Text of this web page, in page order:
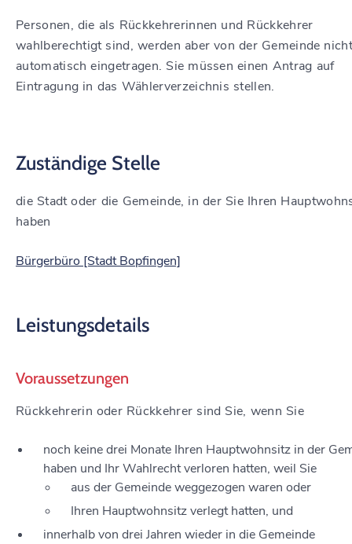
Personen, die als Rückkehrerinnen und Rückkehrer
wahlberechtigt sind, werden aber von der Gemeinde
automatisch eingetragen. Sie müssen einen Antrag auf
Eintragung in das Wählerverzeichnis stellen.
Zuständige Stelle
die Stadt oder die Gemeinde, in der Sie Ihren
haben
Bürgerbüro [Stadt Bopfingen]
Leistungsdetails
Voraussetzungen
Rückkehrerin oder Rückkehrer sind Sie, wenn Sie
noch keine drei Monate Ihren Hauptwohnsitz in der
haben und Ihr Wahlrecht verloren hatten, weil Sie
aus der Gemeinde weggezogen waren oder
Ihren Hauptwohnsitz verlegt hatten, und
innerhalb von drei Jahren wieder in die Gemeinde